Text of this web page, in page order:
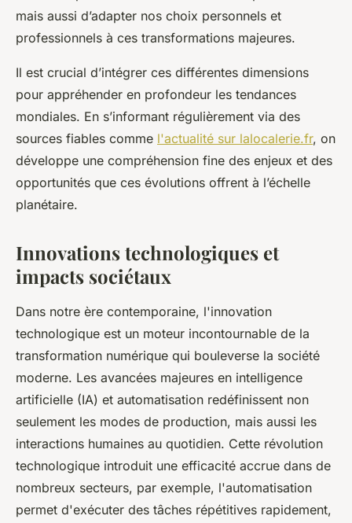
mais aussi d’adapter nos choix personnels et
professionnels à ces transformations majeures.
Il est crucial d’intégrer ces différentes dimensions
pour appréhender en profondeur les tendances
mondiales. En s’informant régulièrement via des
sources fiables comme l'actualité sur lalocalerie.fr, on
développe une compréhension fine des enjeux et des
opportunités que ces évolutions offrent à l’échelle
planétaire.
Innovations technologiques et
impacts sociétaux
Dans notre ère contemporaine, l'innovation
technologique est un moteur incontournable de la
transformation numérique qui bouleverse la société
moderne. Les avancées majeures en intelligence
artificielle (IA) et automatisation redéfinissent non
seulement les modes de production, mais aussi les
interactions humaines au quotidien. Cette révolution
technologique introduit une efficacité accrue dans de
nombreux secteurs, par exemple, l'automatisation
permet d'exécuter des tâches répétitives rapidement,